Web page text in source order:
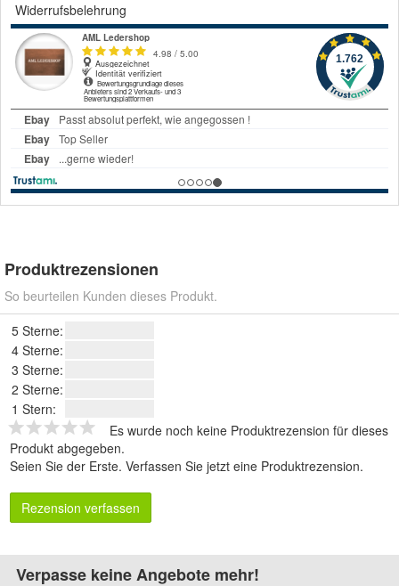
Widerrufsbelehrung
Produktrezensionen
So beurteilen Kunden dieses Produkt.
5 Sterne:
4 Sterne:
3 Sterne:
2 Sterne:
1 Stern:
Es wurde noch keine Produktrezension für dieses
Produkt abgegeben.
Seien Sie der Erste. Verfassen Sie jetzt eine Produktrezension.
Rezension verfassen
Verpasse keine Angebote mehr!